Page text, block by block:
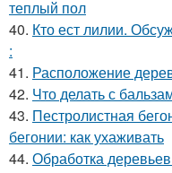
теплый пол
40. Кто ест лилии.
:
41. Расположение
42. Что делать с
43. Пестролистная
бегонии: как ухаживать
44. Обработка